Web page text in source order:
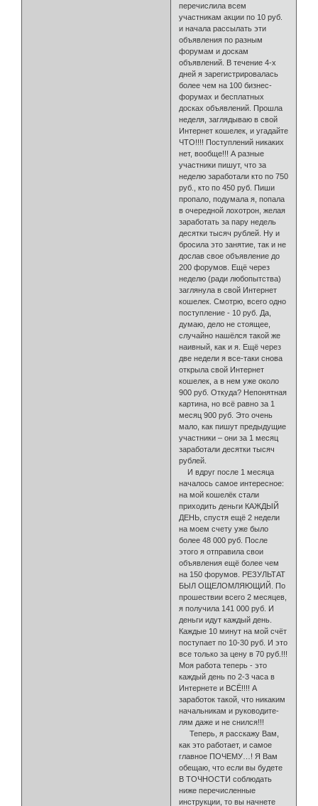
перечислила всем
участникам акции по 10 руб.
и начала рас­сылать эти
объявления по разным
форумам и доскам
объявлений. В тече­ние 4-х
дней я зарегистрировалась
более чем на 100 бизнес-
форумах и бесплатных
досках объявлений. Прошла
неделя, заглядываю в свой
Интер­нет кошелек, и угадайте
ЧТО!!!! Поступлений никаких
нет, вообще!!! А разные
участники пишут, что за
неделю заработали кто по 750
руб., кто по 450 руб. Пиши
пропало, подумала я, попала
в очередной лохотрон, желая
заработать за пару недель
десятки тысяч рублей. Ну и
бросила это занятие, так и не
дослав свое объявление до
200 форумов. Ещё через
неделю (ради любопытства)
заглянула в свой Интернет
кошелек. Смотрю, всего одно
по­ступление - 10 руб. Да,
думаю, дело не стоящее,
случайно нашёлся такой же
наивный, как и я. Ещё через
две недели я все-таки снова
открыла свой Интернет
кошелек, а в нем уже около
900 руб. Откуда? Непонятная
кар­тина, но всё равно за 1
месяц 900 руб. Это очень
мало, как пишут преды­дущие
участники – они за 1 месяц
заработали десятки тысяч
рублей.
И вдруг после 1 месяца
началось самое интересное:
на мой кошелёк стали
приходить деньги КАЖДЫЙ
ДЕНЬ, спустя ещё 2 недели
на моем счету уже было
более 48 000 руб. После
этого я отправила свои
объявления ещё бо­лее чем
на 150 форумов. РЕЗУЛЬТАТ
БЫЛ ОЩЕЛОМЛЯЮЩИЙ. По
прошест­вии всего 2 месяцев,
я получила 141 000 руб. И
деньги идут каждый день.
Каждые 10 минут на мой счёт
поступает по 10-30 руб. И это
все только за цену в 70 руб.!!!
Моя работа теперь - это
каждый день по 2-3 часа в
Интер­нете и ВСЁ!!!! А
заработок такой, что никаким
начальникам и руководите­
лям даже и не снился!!!
Теперь, я расскажу Вам,
как это работает, и самое
главное ПОЧЕМУ…! Я Вам
обещаю, что если вы будете
В ТОЧНОСТИ соблю­дать
ниже перечисленные
инструкции, то вы начнете